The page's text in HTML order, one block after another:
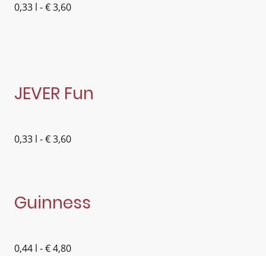
0,33 l - € 3,60
JEVER Fun
0,33 l - € 3,60
Guinness
0,44 l - € 4,80